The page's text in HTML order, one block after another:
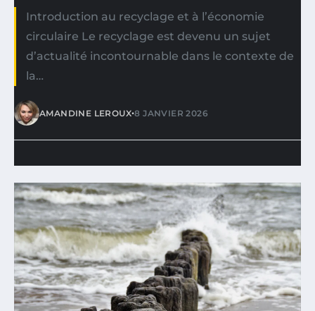
Introduction au recyclage et à l’économie
circulaire Le recyclage est devenu un sujet
d’actualité incontournable dans le contexte de
la…
AMANDINE LEROUX•8 JANVIER 2026